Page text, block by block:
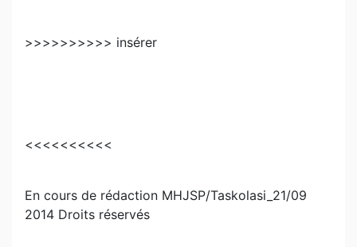
>>>>>>>>>> insérer
<<<<<<<<<<
En cours de rédaction MHJSP/Taskolasi_21/09
2014 Droits réservés